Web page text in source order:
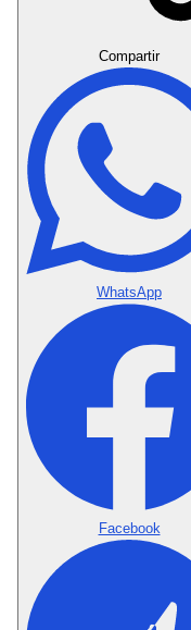
Compartir
WhatsApp
Facebook